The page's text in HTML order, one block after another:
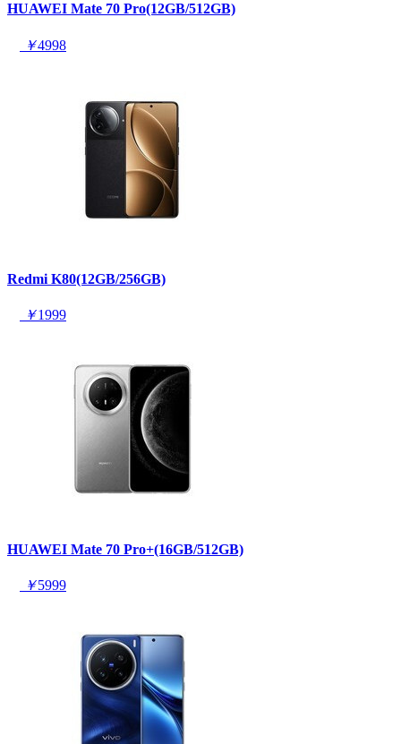
HUAWEI Mate 70 Pro(12GB/512GB)
￥4998
Redmi K80(12GB/256GB)
￥1999
HUAWEI Mate 70 Pro+(16GB/512GB)
￥5999